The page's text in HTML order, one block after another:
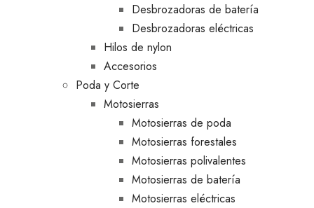
Desbrozadoras de batería
Desbrozadoras eléctricas
Hilos de nylon
Accesorios
Poda y Corte
Motosierras
Motosierras de poda
Motosierras forestales
Motosierras polivalentes
Motosierras de batería
Motosierras eléctricas